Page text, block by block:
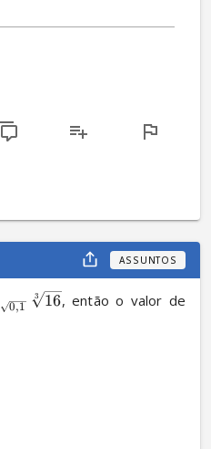
ASSUNTOS
0,1
3 16, então o valor de